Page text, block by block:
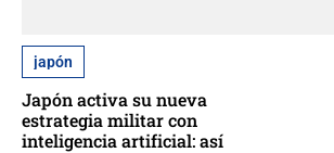
japón
Japón activa su nueva
estrategia militar con
inteligencia artificial: así